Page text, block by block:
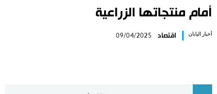
أحدث الموضوعات
أمام منتجاتها الزراعية
أخبار اليابان اقتصاد 09/04/2025